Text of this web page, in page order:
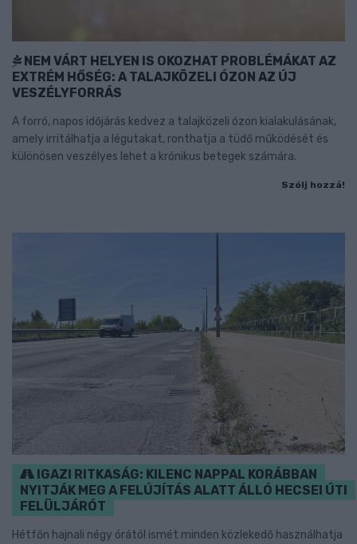
NEM VÁRT HELYEN IS OKOZHAT PROBLÉMÁKAT AZ
EXTRÉM HŐSÉG: A TALAJKÖZELI ÓZON AZ ÚJ
VESZÉLYFORRÁS
A forró, napos időjárás kedvez a talajközeli ózon kialakulásának,
amely irritálhatja a légutakat, ronthatja a tüdő működését és
különösen veszélyes lehet a krónikus betegek számára.
Szólj hozzá!
IGAZI RITKASÁG: KILENC NAPPAL KORÁBBAN
NYITJÁK MEG A FELÚJÍTÁS ALATT ÁLLÓ HECSEI ÚTI
FELÜLJÁRÓT
Hétfőn hajnali négy órától ismét minden közlekedő használhatja